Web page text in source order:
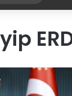
yap
...